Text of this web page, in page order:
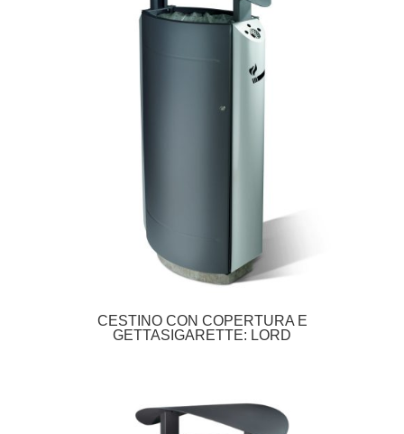
CESTINO CON COPERTURA E
GETTASIGARETTE: LORD